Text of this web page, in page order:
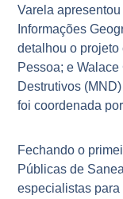
Varela
Informações
detalhou o
Pessoa; e
Destrutivos
foi coordenada
Fechando o
Públicas de
especialistas